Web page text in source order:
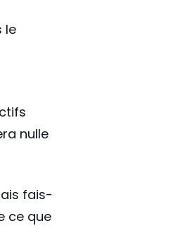
le
nulle
fais-
ce que